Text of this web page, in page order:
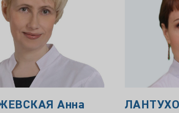
Анна